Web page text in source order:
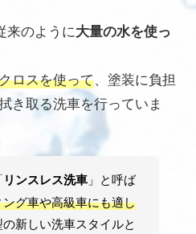
来のように大量の水を使っ
ロスを使って、塗装に負担
き取る洗車を行っていま
リンスレス洗車 」と呼ば
グ車や高級車にも適し
新しい洗車スタイルと